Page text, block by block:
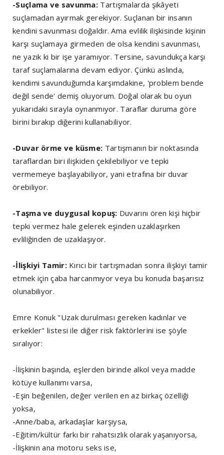
-Suçlama ve savunma: Tartışmalarda şikâyeti
suçlamadan ayırmak gerekiyor. Suçlanan bir insanın
kendini savunması doğaldır. Ama evlilik ilişkisinde kişinin
karşı suçlamaya girmeden de olsa kendini savunması,
ne yazık ki bir işe yaramıyor. Tersine, savundukça karşı
taraf suçlamalarına devam ediyor. Çünkü aslında,
kendimi savunduğumda karşımdakine, 'problem bende
değil sende' demiş oluyorum. Doğal olarak bu oyun
yukarıdaki sırayla oynanmıyor. Taraflar duruma göre
birini bırakıp diğerini kullanabiliyor.
-Duvar örme ve küsme: Tartışmanın bir noktasında
taraflardan biri ilişkiden çekilebiliyor ve tepki
vermemeye başlayabiliyor, yani etrafına bir duvar
örebiliyor.
-Taşma ve duygusal kopuş: Duvarını ören kişi hiçbir
tepki vermez hale gelerek eşinden uzaklaşırken
evliliğinden de uzaklaşıyor.
-İlişkiyi Tamir: Kırıcı bir tartışmadan sonra ilişkiyi tamir
etmek için çaba harcanmıyor veya bu konuda başarısız
olunabiliyor.
Emre Konuk "Uzak durulması gereken kadınlar ve
erkekler" listesi ile diğer risk faktörlerini ise şöyle
sıralıyor:
-İlişkinin başında, eşlerden birinde alkol veya madde
kötüye kullanımı varsa,
-Eşin beğenilen, değer verilen en az birkaç özelliği
yoksa,
-Anne/baba, arkadaşlar karşıysa,
-Eğitim/kültür farkı bir rahatsızlık olarak yaşanıyorsa,
-İlişkinin ana motoru seks ise,